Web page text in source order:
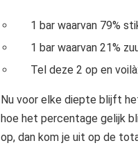
1 bar waarvan 79%
1 bar waarvan 21%
Tel deze 2 op en
Nu voor elke diepte blijft
hoe het percentage gelijk
op, dan kom je uit op de